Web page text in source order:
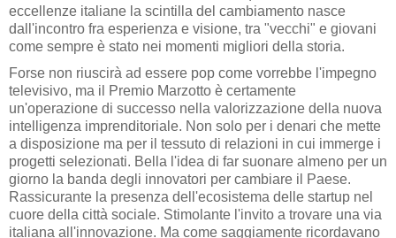
eccellenze italiane la scintilla del cambiamento nasce
dall'incontro fra esperienza e visione, tra "vecchi" e giovani
come sempre è stato nei momenti migliori della storia.
Forse non riuscirà ad essere pop come vorrebbe l'impegno
televisivo, ma il Premio Marzotto è certamente
un'operazione di successo nella valorizzazione della nuova
intelligenza imprenditoriale. Non solo per i denari che mette
a disposizione ma per il tessuto di relazioni in cui immerge i
progetti selezionati. Bella l'idea di far suonare almeno per un
giorno la banda degli innovatori per cambiare il Paese.
Rassicurante la presenza dell'ecosistema delle startup nel
cuore della città sociale. Stimolante l'invito a trovare una via
italiana all'innovazione. Ma come saggiamente ricordavano